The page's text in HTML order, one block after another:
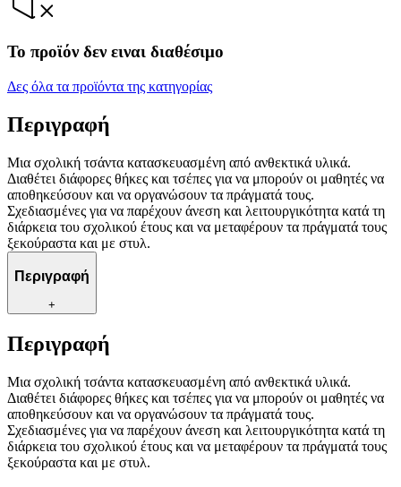
Το προϊόν δεν ειναι διαθέσιμο
Δες όλα τα προϊόντα της κατηγορίας
Περιγραφή
Μια σχολική τσάντα κατασκευασμένη από ανθεκτικά υλικά.
Διαθέτει διάφορες θήκες και τσέπες για να μπορούν οι μαθητές να
αποθηκεύσουν και να οργανώσουν τα πράγματά τους.
Σχεδιασμένες για να παρέχουν άνεση και λειτουργικότητα κατά τη
διάρκεια του σχολικού έτους και να μεταφέρουν τα πράγματά τους
ξεκούραστα και με στυλ.
Περιγραφή
+
Περιγραφή
Μια σχολική τσάντα κατασκευασμένη από ανθεκτικά υλικά.
Διαθέτει διάφορες θήκες και τσέπες για να μπορούν οι μαθητές να
αποθηκεύσουν και να οργανώσουν τα πράγματά τους.
Σχεδιασμένες για να παρέχουν άνεση και λειτουργικότητα κατά τη
διάρκεια του σχολικού έτους και να μεταφέρουν τα πράγματά τους
ξεκούραστα και με στυλ.